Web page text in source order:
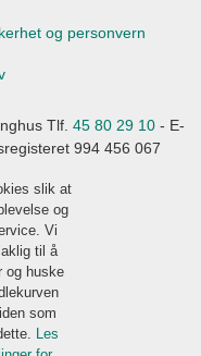
og personvern
Tlf. 45 80 29 10- E-
994 456 067
slik at
og
Vi
til å
og huske
som
Les